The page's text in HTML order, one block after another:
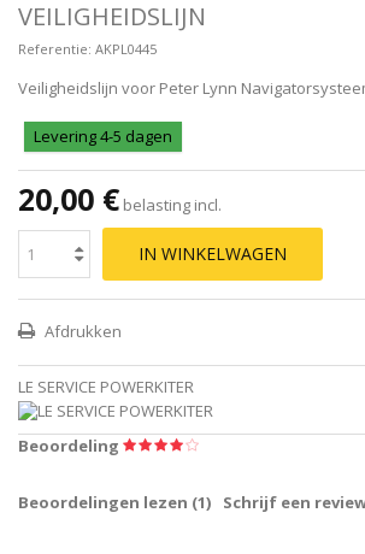
VEILIGHEIDSLIJN
Referentie: AKPL0445
Veiligheidslijn voor Peter Lynn
Levering 4-5 dagen
20,00 € belasting incl.
IN WINKELWAGEN
Afdrukken
LE SERVICE POWERKITER
Beoordeling
Beoordelingen lezen (1) Schrijf een